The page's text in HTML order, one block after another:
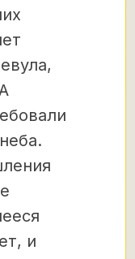
и